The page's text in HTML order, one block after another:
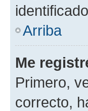
Arriba
Me
Primero,
correcto,